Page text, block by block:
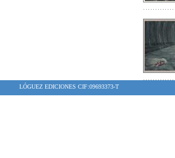
LÓGUEZ EDICIONES CIF:09693373-T